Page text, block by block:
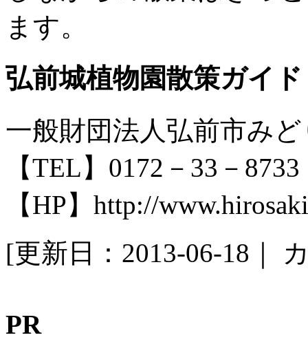
ます。
弘前城植物園散策ガイ
一般財団法人弘前市み
【TEL】0172－33－8733
【HP】http://
[更新日：2013-06-18｜
PR